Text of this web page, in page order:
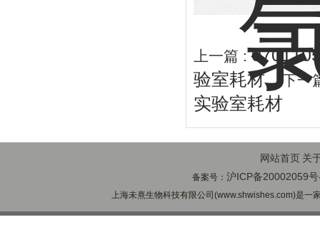
上一篇 :
验室耗材下一
实验室耗材
网站首页 关
备案号：沪ICP备20002059
上海未熹生物科技有限公司(www.shwishes.com)是一